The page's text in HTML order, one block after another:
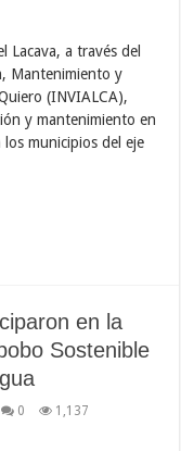
Lacava, a través del
Mantenimiento y
(INVIALCA),
y mantenimiento en
municipios del eje
en la
Sostenible
0 1,137